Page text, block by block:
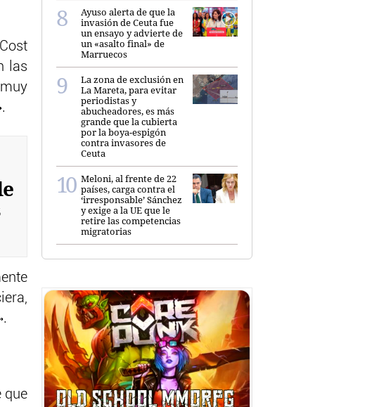
las
que
Ayuso alerta de que la
invasión de Ceuta fue
un ensayo y advierte de
un «asalto final» de
Marruecos
La zona de exclusión en
La Mareta, para evitar
periodistas y
abucheadores, es más
grande que la cubierta
por la boya-espigón
contra invasores de
Ceuta
Meloni, al frente de 22
países, carga contra el
‘irresponsable’ Sánchez
y exige a la UE que le
retire las competencias
migratorias